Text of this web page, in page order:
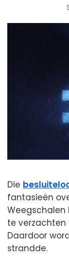
Die
fantasieën
te verzachten
Daardoor
strandde.